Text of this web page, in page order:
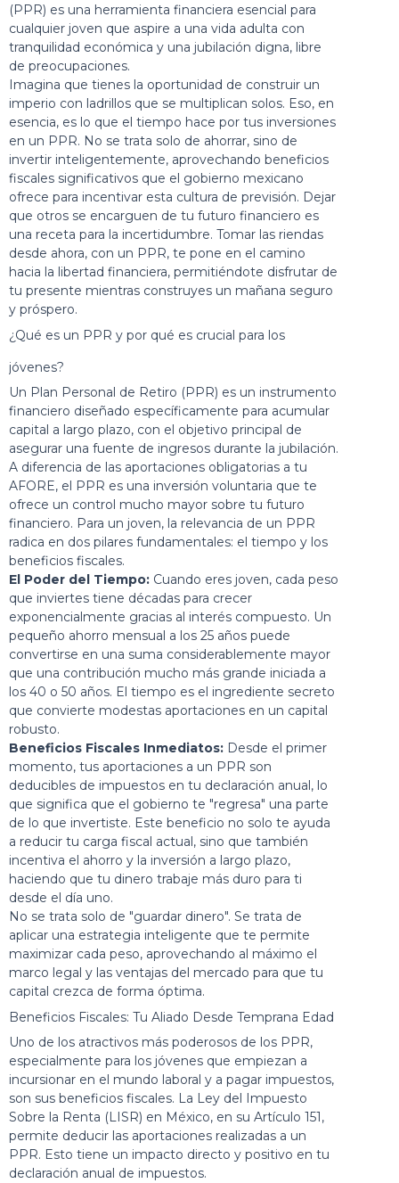
(PPR) es una herramienta financiera esencial para
cualquier joven que aspire a una vida adulta con
tranquilidad económica y una jubilación digna, libre
de preocupaciones.
Imagina que tienes la oportunidad de construir un
imperio con ladrillos que se multiplican solos. Eso, en
esencia, es lo que el tiempo hace por tus inversiones
en un PPR. No se trata solo de ahorrar, sino de
invertir inteligentemente, aprovechando beneficios
fiscales significativos que el gobierno mexicano
ofrece para incentivar esta cultura de previsión. Dejar
que otros se encarguen de tu futuro financiero es
una receta para la incertidumbre. Tomar las riendas
desde ahora, con un PPR, te pone en el camino
hacia la libertad financiera, permitiéndote disfrutar de
tu presente mientras construyes un mañana seguro
y próspero.
¿Qué es un PPR y por qué es crucial para los
jóvenes?
Un Plan Personal de Retiro (PPR) es un instrumento
financiero diseñado específicamente para acumular
capital a largo plazo, con el objetivo principal de
asegurar una fuente de ingresos durante la jubilación.
A diferencia de las aportaciones obligatorias a tu
AFORE, el PPR es una inversión voluntaria que te
ofrece un control mucho mayor sobre tu futuro
financiero. Para un joven, la relevancia de un PPR
radica en dos pilares fundamentales: el tiempo y los
beneficios fiscales.
El Poder del Tiempo: Cuando eres joven, cada peso
que inviertes tiene décadas para crecer
exponencialmente gracias al interés compuesto. Un
pequeño ahorro mensual a los 25 años puede
convertirse en una suma considerablemente mayor
que una contribución mucho más grande iniciada a
los 40 o 50 años. El tiempo es el ingrediente secreto
que convierte modestas aportaciones en un capital
robusto.
Beneficios Fiscales Inmediatos: Desde el primer
momento, tus aportaciones a un PPR son
deducibles de impuestos en tu declaración anual, lo
que significa que el gobierno te "regresa" una parte
de lo que invertiste. Este beneficio no solo te ayuda
a reducir tu carga fiscal actual, sino que también
incentiva el ahorro y la inversión a largo plazo,
haciendo que tu dinero trabaje más duro para ti
desde el día uno.
No se trata solo de "guardar dinero". Se trata de
aplicar una estrategia inteligente que te permite
maximizar cada peso, aprovechando al máximo el
marco legal y las ventajas del mercado para que tu
capital crezca de forma óptima.
Beneficios Fiscales: Tu Aliado Desde Temprana Edad
Uno de los atractivos más poderosos de los PPR,
especialmente para los jóvenes que empiezan a
incursionar en el mundo laboral y a pagar impuestos,
son sus beneficios fiscales. La Ley del Impuesto
Sobre la Renta (LISR) en México, en su Artículo 151,
permite deducir las aportaciones realizadas a un
PPR. Esto tiene un impacto directo y positivo en tu
declaración anual de impuestos.